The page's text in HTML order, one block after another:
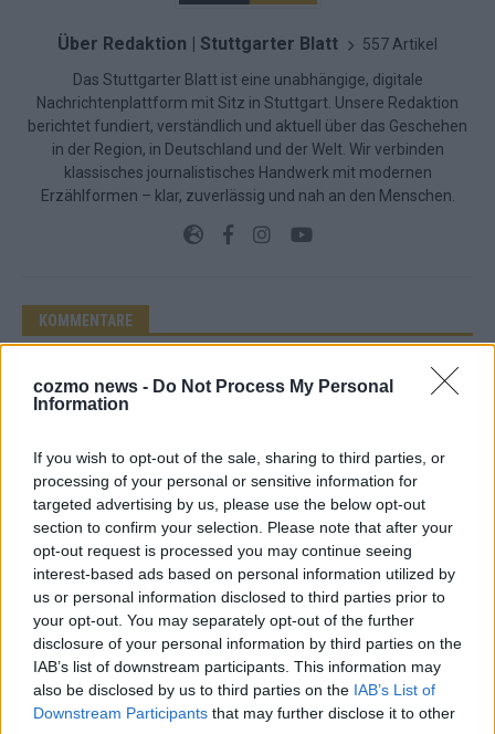
cozmo news - Do Not Process My Personal
Information
If you wish to opt-out of the sale, sharing to third parties, or
processing of your personal or sensitive information for
targeted advertising by us, please use the below opt-out
section to confirm your selection. Please note that after your
opt-out request is processed you may continue seeing
interest-based ads based on personal information utilized by
us or personal information disclosed to third parties prior to
your opt-out. You may separately opt-out of the further
disclosure of your personal information by third parties on the
IAB’s list of downstream participants. This information may
also be disclosed by us to third parties on the IAB’s List of
Downstream Participants that may further disclose it to other
Über Redaktion | Stuttgarter Blatt 557 Artikel
Das Stuttgarter Blatt ist eine unabhängige, digitale
Nachrichtenplattform mit Sitz in Stuttgart. Unsere Redaktion
berichtet fundiert, verständlich und aktuell über das Geschehen
in der Region, in Deutschland und der Welt. Wir verbinden
klassisches journalistisches Handwerk mit modernen
Erzählformen – klar, zuverlässig und nah an den Menschen.
KOMMENTARE
Hinterlasse einen Kommentar
Bitte nutze deinen Klarnamen (Vor- und Nachname) und eine
gültige E-Mail-Adresse (wird nicht veröffentlicht). Wir prüfen
jeden Kommentar kurz. Beiträge, die unsere
Netiquette
respektieren, werden freigeschaltet; Hassrede, Beleidigungen,
Hetze, Spam oder Werbung werden nicht veröffentlicht. Es
Datenschutzvereinbarungen .
Kommentar